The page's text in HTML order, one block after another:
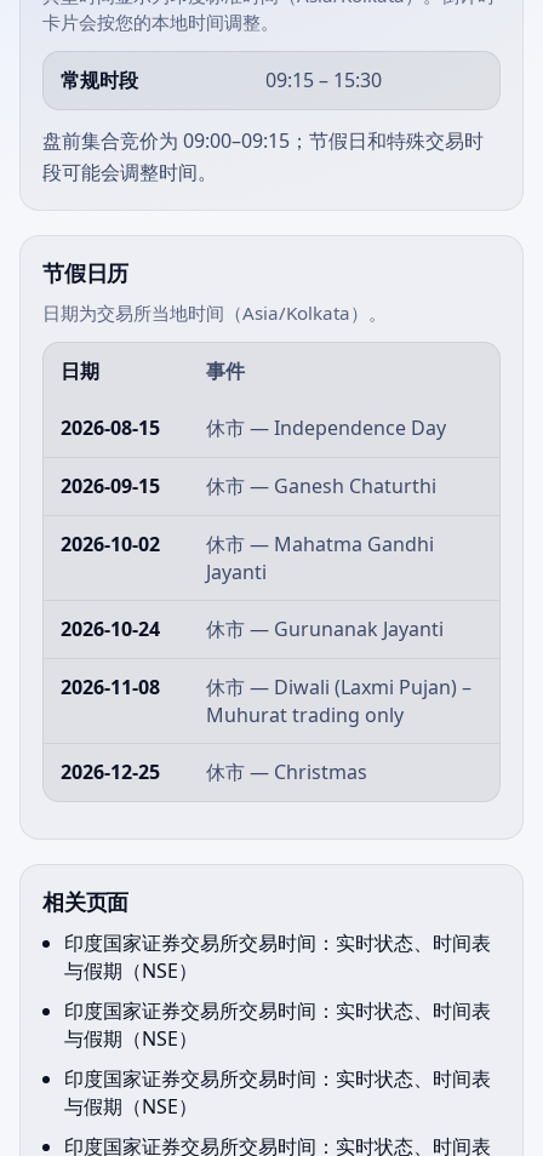
卡片会按您的本地时间调整。
常规时段 09:15 – 15:30
盘前集合竞价为 09:00–09:15；节假日和特殊交易时
段可能会调整时间。
节假日历
日期为交易所当地时间（Asia/Kolkata）。
日期 事件
2026-08-15 休市 — Independence Day
2026-09-15 休市 — Ganesh Chaturthi
2026-10-02
休市 — Mahatma Gandhi
Jayanti
2026-10-24 休市 — Gurunanak Jayanti
2026-11-08
休市 — Diwali (Laxmi Pujan) –
Muhurat trading only
2026-12-25 休市 — Christmas
相关页面
印度国家证券交易所交易时间：实时状态、时间表
与假期（NSE）
印度国家证券交易所交易时间：实时状态、时间表
与假期（NSE）
印度国家证券交易所交易时间：实时状态、时间表
与假期（NSE）
印度国家证券交易所交易时间：实时状态、时间表